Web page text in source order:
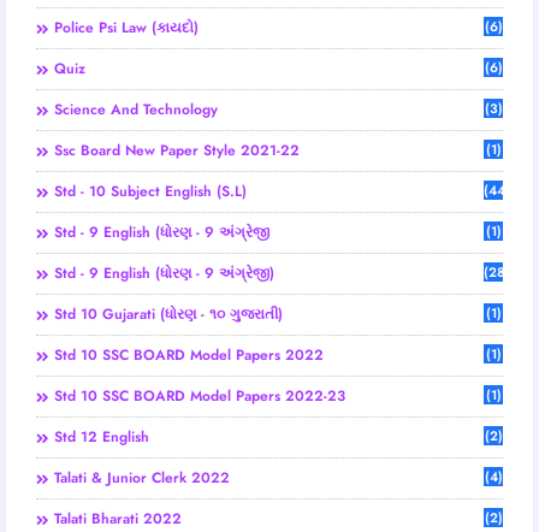
Police Psi Law (કાયદો) (6)
Quiz (6)
Science And Technology (3)
Ssc Board New Paper Style 2021-22 (1)
Std - 10 Subject English (S.L) (44)
Std - 9 English (ધોરણ - 9 અંગ્રેજી (1)
Std - 9 English (ધોરણ - 9 અંગ્રેજી) (28)
Std 10 Gujarati (ધોરણ - ૧૦ ગુજરાતી) (1)
Std 10 SSC BOARD Model Papers 2022 (1)
Std 10 SSC BOARD Model Papers 2022-23 (1)
Std 12 English (2)
Talati & Junior Clerk 2022 (4)
Talati Bharati 2022 (2)